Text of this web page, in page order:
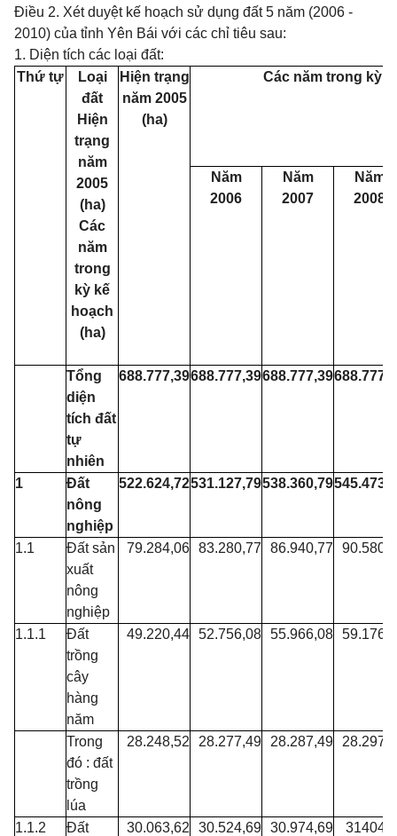
Điều 2. Xét duyệt kế hoạch sử dụng đất 5 năm (2006 -
2010) của tỉnh Yên Bái với các chỉ tiêu sau:
1. Diện tích các loại đất:
Thứ tự
Loại
đất
Hiện
trạng
năm
2005
(ha)
Các
năm
trong
kỳ kế
hoạch
(ha)
Hiện trạng
năm 2005
(ha)
Các năm trong kỳ
Năm
2006
Năm
2007
Năm
2008
Tổng
diện
tích đất
tự
nhiên
688.777,39688.777,39688.777,39
1
Đất
nông
nghiệp
522.624,72531.127,79538.360,79
1.1
Đất sản
xuất
nông
nghiệp
79.284,06 83.280,77 86.940,77
1.1.1
Đất
trồng
cây
hàng
năm
49.220,44 52.756,08 55.966,08
Trong
đó : đất
trồng
lúa
28.248,52 28.277,49 28.287,49
1.1.2
Đất
30.063,62 30.524,69 30.974,69